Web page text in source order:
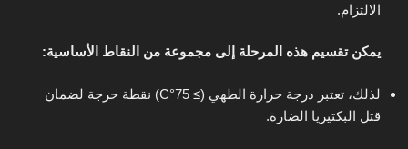
الالتزام.
يمكن تقسيم هذه المرحلة إلى مجموعة من النقاط الأساسية:
لذلك، تعتبر درجة حرارة الطهي (≥ 75°C) نقطة حرجة لضمان
قتل البكتيريا الضارة.